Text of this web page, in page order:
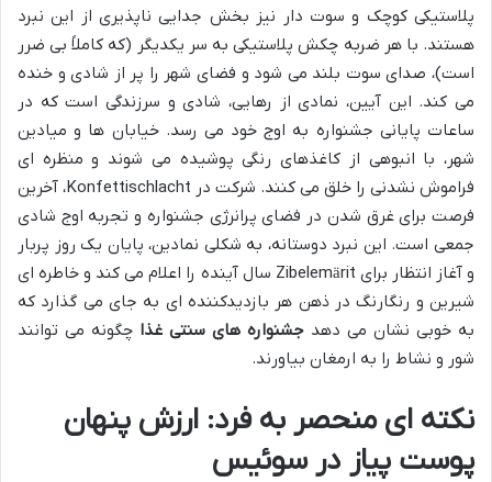
پلاستیکی کوچک و سوت دار نیز بخش جدایی ناپذیری از این نبرد
هستند. با هر ضربه چکش پلاستیکی به سر یکدیگر (که کاملاً بی ضرر
است)، صدای سوت بلند می شود و فضای شهر را پر از شادی و خنده
می کند. این آیین، نمادی از رهایی، شادی و سرزندگی است که در
ساعات پایانی جشنواره به اوج خود می رسد. خیابان ها و میادین
شهر، با انبوهی از کاغذهای رنگی پوشیده می شوند و منظره ای
فراموش نشدنی را خلق می کنند. شرکت در Konfettischlacht، آخرین
فرصت برای غرق شدن در فضای پرانرژی جشنواره و تجربه اوج شادی
جمعی است. این نبرد دوستانه، به شکلی نمادین، پایان یک روز پربار
و آغاز انتظار برای Zibelemärit سال آینده را اعلام می کند و خاطره ای
شیرین و رنگارنگ در ذهن هر بازدیدکننده ای به جای می گذارد که
به خوبی نشان می دهد جشنواره های سنتی غذا چگونه می توانند
شور و نشاط را به ارمغان بیاورند.
نکته ای منحصر به فرد: ارزش پنهان
پوست پیاز در سوئیس